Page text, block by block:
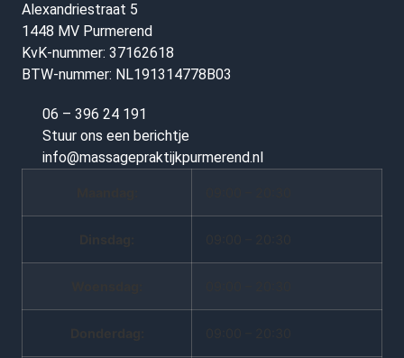
Alexandriestraat 5
1448 MV Purmerend
KvK-nummer: 37162618
BTW-nummer: NL191314778B03
06 – 396 24 191
Stuur ons een berichtje
info@massagepraktijkpurmerend.nl